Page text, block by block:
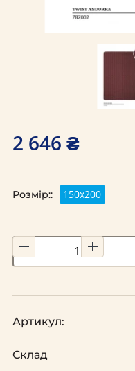
2 646 ₴
Розмір:: 150х200
Артикул:
Склад